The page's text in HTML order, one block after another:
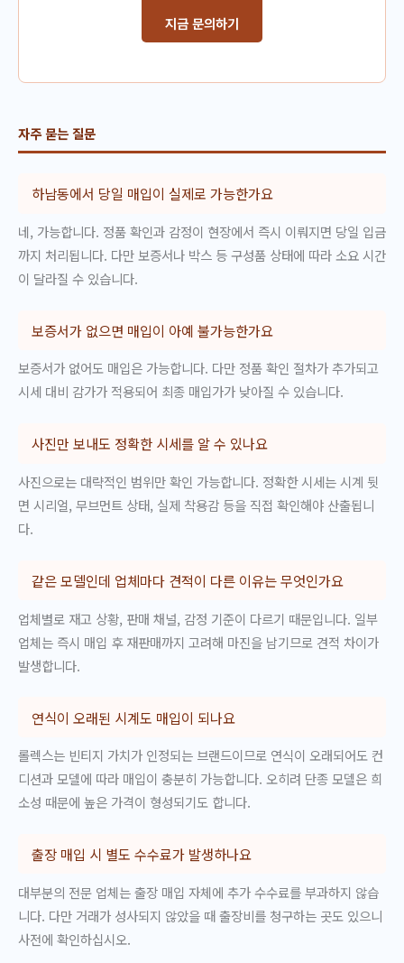
지금 문의하기
자주 묻는 질문
하남동에서 당일 매입이 실제로 가능한가요
네, 가능합니다. 정품 확인과 감정이 현장에서 즉시 이뤄지면 당일 입금
까지 처리됩니다. 다만 보증서나 박스 등 구성품 상태에 따라 소요 시간
이 달라질 수 있습니다.
보증서가 없으면 매입이 아예 불가능한가요
보증서가 없어도 매입은 가능합니다. 다만 정품 확인 절차가 추가되고
시세 대비 감가가 적용되어 최종 매입가가 낮아질 수 있습니다.
사진만 보내도 정확한 시세를 알 수 있나요
사진으로는 대략적인 범위만 확인 가능합니다. 정확한 시세는 시계 뒷
면 시리얼, 무브먼트 상태, 실제 착용감 등을 직접 확인해야 산출됩니
다.
같은 모델인데 업체마다 견적이 다른 이유는 무엇인가요
업체별로 재고 상황, 판매 채널, 감정 기준이 다르기 때문입니다. 일부
업체는 즉시 매입 후 재판매까지 고려해 마진을 남기므로 견적 차이가
발생합니다.
연식이 오래된 시계도 매입이 되나요
롤렉스는 빈티지 가치가 인정되는 브랜드이므로 연식이 오래되어도 컨
디션과 모델에 따라 매입이 충분히 가능합니다. 오히려 단종 모델은 희
소성 때문에 높은 가격이 형성되기도 합니다.
출장 매입 시 별도 수수료가 발생하나요
대부분의 전문 업체는 출장 매입 자체에 추가 수수료를 부과하지 않습
니다. 다만 거래가 성사되지 않았을 때 출장비를 청구하는 곳도 있으니
사전에 확인하십시오.